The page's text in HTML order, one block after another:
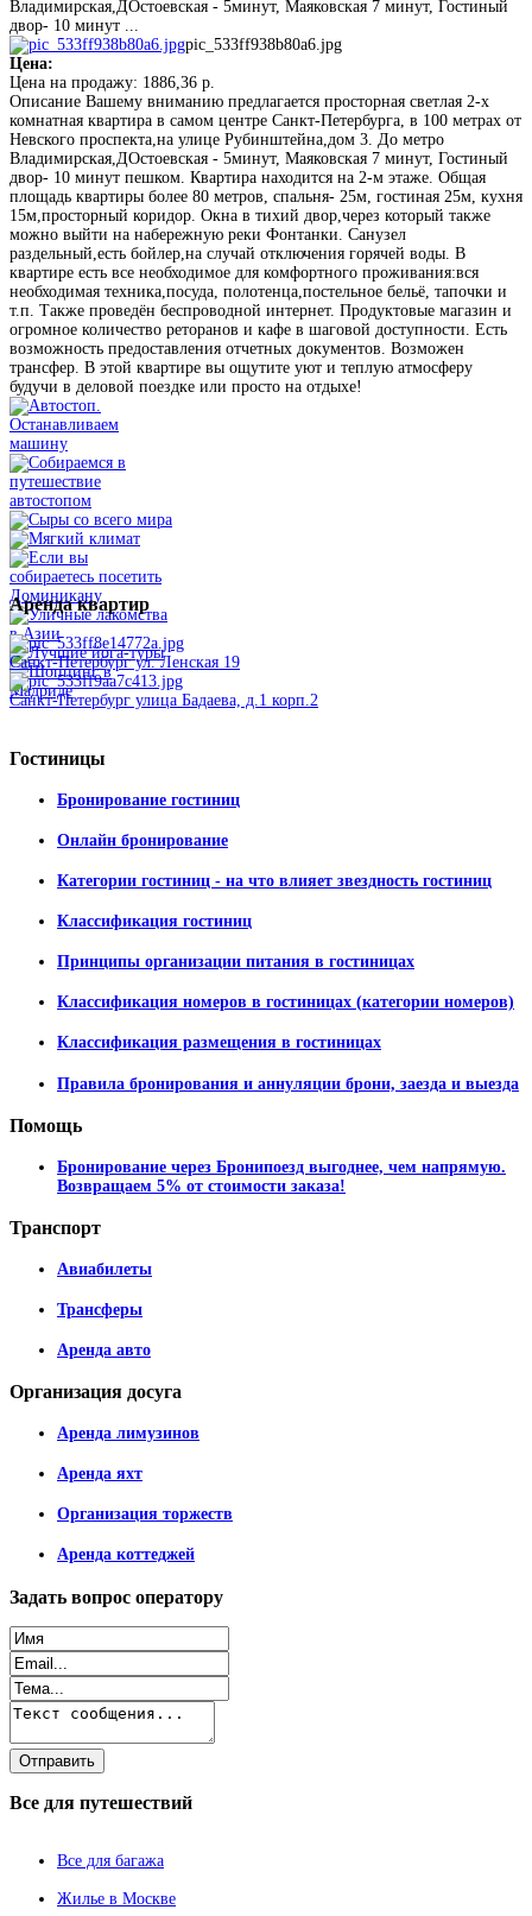
Владимирская,ДОстоевская - 5минут, Маяковская 7 минут, Гостиный
двор- 10 минут ...
pic_533ff938b80a6.jpg
Цена:
Цена на продажу: 1886,36 р.
Описание Вашему вниманию предлагается просторная светлая 2-х
комнатная квартира в самом центре Санкт-Петербурга, в 100 метрах от
Невского проспекта,на улице Рубинштейна,дом 3. До метро
Владимирская,ДОстоевская - 5минут, Маяковская 7 минут, Гостиный
двор- 10 минут пешком. Квартира находится на 2-м этаже. Общая
площадь квартиры более 80 метров, спальня- 25м, гостиная 25м, кухня
15м,просторный коридор. Окна в тихий двор,через который также
можно выйти на набережную реки Фонтанки. Санузел
раздельный,есть бойлер,на случай отключения горячей воды. В
квартире есть все необходимое для комфортного проживания:вся
необходимая техника,посуда, полотенца,постельное бельё, тапочки и
т.п. Также проведён беспроводной интернет. Продуктовые магазин и
огромное количество реторанов и кафе в шаговой доступности. Есть
возможность предоставления отчетных документов. Возможен
трансфер. В этой квартире вы ощутите уют и теплую атмосферу
будучи в деловой поездке или просто на отдыхе!
Арендаквартир
Санкт-Петербург ул. Ленская 19
Санкт-Петербург улица Бадаева, д.1 корп.2
Гостиницы
Бронирование гостиниц
Онлайн бронирование
Категории гостиниц - на что влияет звездность гостиниц
Классификация гостиниц
Принципы организации питания в гостиницах
Классификация номеров в гостиницах (категории номеров)
Классификация размещения в гостиницах
Правила бронирования и аннуляции брони, заезда и выезда
Помощь
Бронирование через Бронипоезд выгоднее, чем напрямую.
Возвращаем 5% от стоимости заказа!
Транспорт
Авиабилеты
Трансферы
Аренда авто
Организация досуга
Аренда лимузинов
Аренда яхт
Организация торжеств
Аренда коттеджей
Задать вопрос оператору
Все для путешествий
Все для багажа
Жилье в Москве